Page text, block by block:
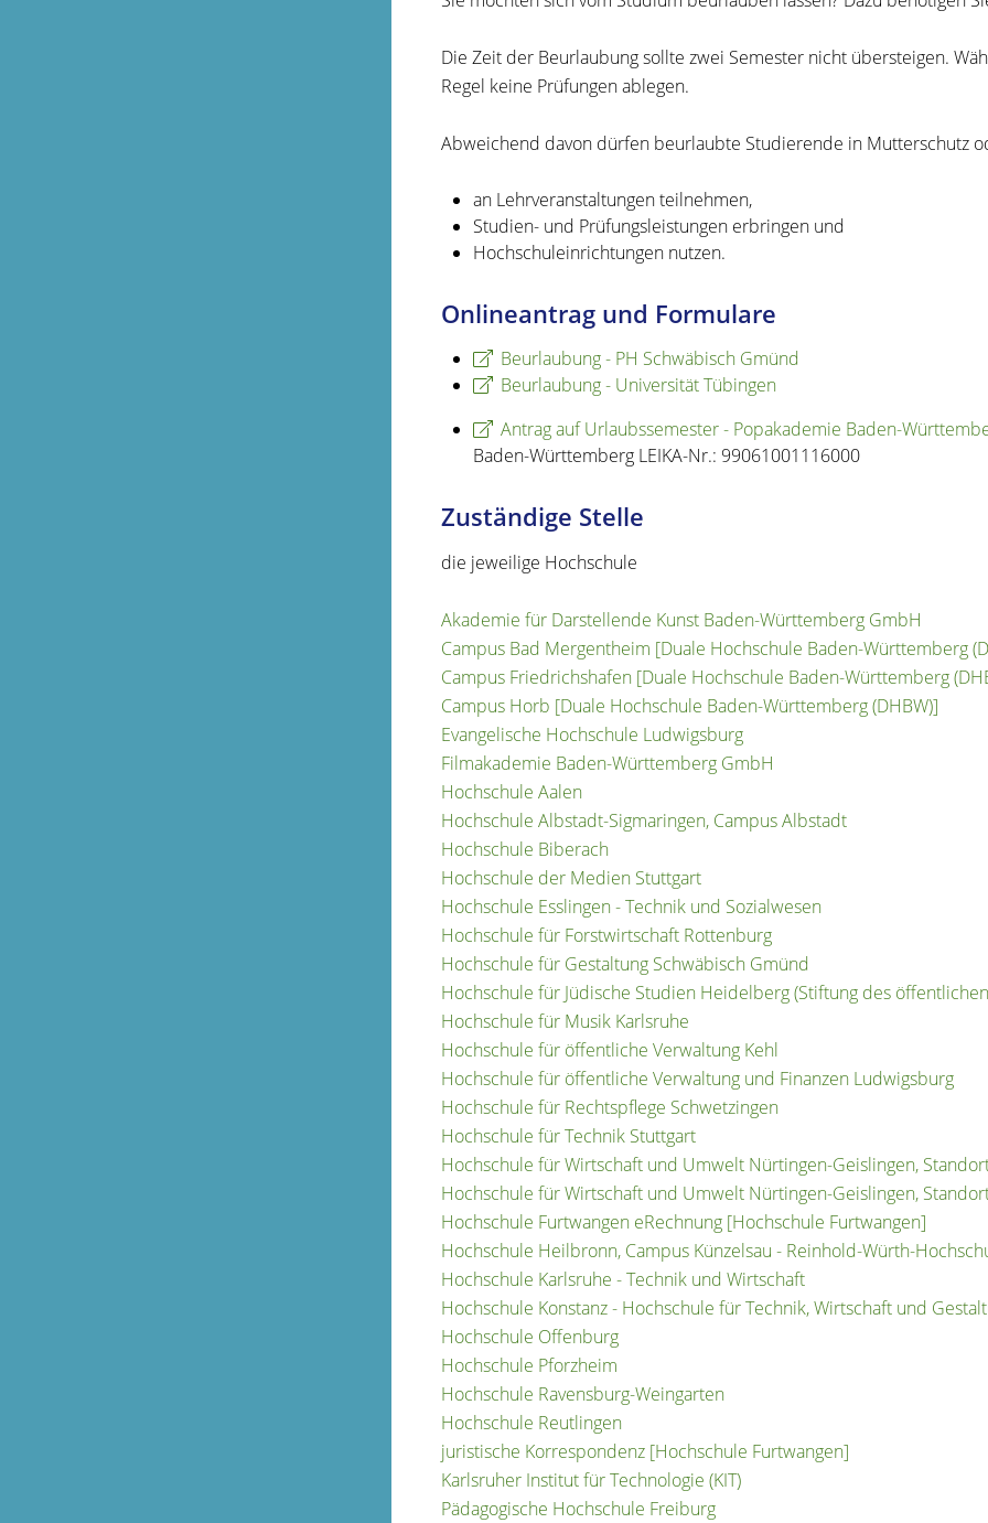
Die Zeit der Beurlaubung sollte zwei Semester nicht übersteigen.
Regel keine Prüfungen ablegen.
Abweichend davon dürfen beurlaubte Studierende in Mutterschutz
an Lehrveranstaltungen teilnehmen,
Studien- und Prüfungsleistungen erbringen und
Hochschuleinrichtungen nutzen.
Onlineantrag und Formulare
Beurlaubung - PH Schwäbisch Gmünd
Beurlaubung - Universität Tübingen
Antrag auf Urlaubssemester - Popakademie Baden-
Baden-Württemberg LEIKA-Nr.: 99061001116000
Zuständige Stelle
die jeweilige Hochschule
Akademie für Darstellende Kunst Baden-Württemberg GmbH
Campus Bad Mergentheim [Duale Hochschule Baden-Württemberg
Campus Friedrichshafen [Duale Hochschule Baden-Württemberg
Campus Horb [Duale Hochschule Baden-Württemberg (DHBW)]
Evangelische Hochschule Ludwigsburg
Filmakademie Baden-Württemberg GmbH
Hochschule Aalen
Hochschule Albstadt-Sigmaringen, Campus Albstadt
Hochschule Biberach
Hochschule der Medien Stuttgart
Hochschule Esslingen - Technik und Sozialwesen
Hochschule für Forstwirtschaft Rottenburg
Hochschule für Gestaltung Schwäbisch Gmünd
Hochschule für Jüdische Studien Heidelberg (Stiftung des
Hochschule für Musik Karlsruhe
Hochschule für öffentliche Verwaltung Kehl
Hochschule für öffentliche Verwaltung und Finanzen Ludwigsburg
Hochschule für Rechtspflege Schwetzingen
Hochschule für Technik Stuttgart
Hochschule für Wirtschaft und Umwelt Nürtingen-Geislingen,
Hochschule für Wirtschaft und Umwelt Nürtingen-Geislingen,
Hochschule Furtwangen eRechnung [Hochschule Furtwangen]
Hochschule Heilbronn, Campus Künzelsau - Reinhold-Würth-
Hochschule Karlsruhe - Technik und Wirtschaft
Hochschule Konstanz - Hochschule für Technik, Wirtschaft und
Hochschule Offenburg
Hochschule Pforzheim
Hochschule Ravensburg-Weingarten
Hochschule Reutlingen
juristische Korrespondenz [Hochschule Furtwangen]
Karlsruher Institut für Technologie (KIT)
Pädagogische Hochschule Freiburg